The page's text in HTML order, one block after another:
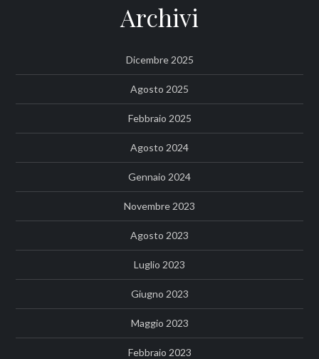
Archivi
Dicembre 2025
Agosto 2025
Febbraio 2025
Agosto 2024
Gennaio 2024
Novembre 2023
Agosto 2023
Luglio 2023
Giugno 2023
Maggio 2023
Febbraio 2023